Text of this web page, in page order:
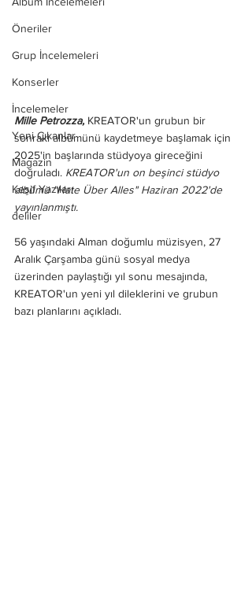
Öneriler
Grup İncelemeleri
Konserler
İncelemeler
Yeni Çıkanlar
Magazin
Keşif Yazıları
deliler
Mille Petrozza, KREATOR'un grubun bir
sonraki albümünü kaydetmeye başlamak için
2025'in başlarında stüdyoya gireceğini
doğruladı. KREATOR'un on beşinci stüdyo
albümü "Hate Über Alles" Haziran 2022'de
yayınlanmıştı.
56 yaşındaki Alman doğumlu müzisyen, 27
Aralık Çarşamba günü sosyal medya
üzerinden paylaştığı yıl sonu mesajında,
KREATOR'un yeni yıl dileklerini ve grubun
bazı planlarını açıkladı.